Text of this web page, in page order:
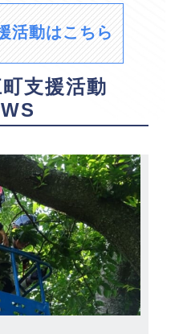
活動はこちら
支援活動